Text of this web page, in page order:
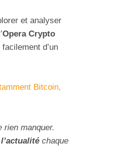
et analyser
Opera Crypto
d’un
Bitcoin,
rien manquer.
chaque